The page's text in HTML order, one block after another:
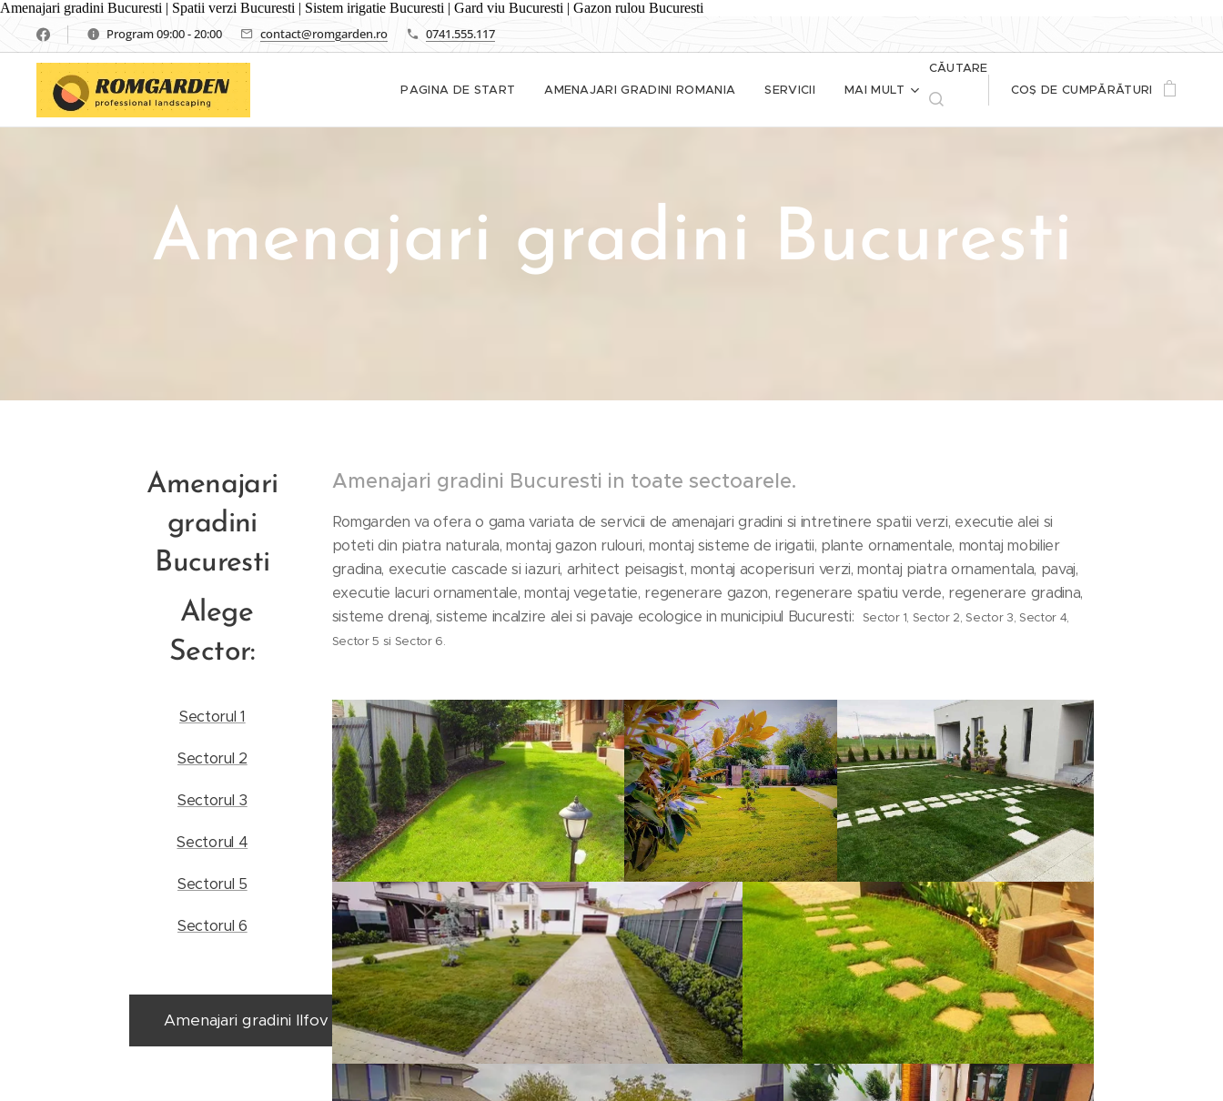
Amenajari gradini Bucuresti | Spatii verzi Bucuresti | Sistem irigatie Bucuresti | Gard viu Bucuresti | Gazon rulou Bucuresti
Program 09:00 - 20:00 contact@romgarden.ro 0741.555.117
PAGINA DE START AMENAJARI GRADINI ROMANIA SERVICII MAI MULT
CĂUTARE
COȘ DE CUMPĂRĂTURI
Amenajari gradini Bucuresti
Amenajari
gradini
Bucuresti
Alege
Sector:
Sectorul 1
Sectorul 2
Sectorul 3
Sectorul 4
Sectorul 5
Sectorul 6
Amenajari gradini Ilfov
Amenajari gradini Bucuresti in toate sectoarele.
Romgarden va ofera o gama variata de servicii de amenajari gradini si intretinere spatii verzi, executie alei si
poteti din piatra naturala, montaj gazon rulouri, montaj sisteme de irigatii, plante ornamentale, montaj mobilier
gradina, executie cascade si iazuri, arhitect peisagist, montaj acoperisuri verzi, montaj piatra ornamentala, pavaj,
executie lacuri ornamentale, montaj vegetatie, regenerare gazon, regenerare spatiu verde, regenerare gradina,
sisteme drenaj, sisteme incalzire alei si pavaje ecologice in municipiul Bucuresti: Sector 1, Sector 2, Sector 3, Sector 4,
Sector 5 si Sector 6.